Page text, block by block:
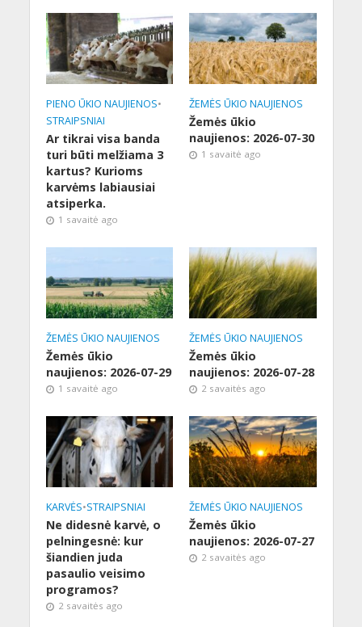
PIENO ŪKIO NAUJIENOS•
STRAIPSNIAI
Ar tikrai visa banda
turi būti melžiama 3
kartus? Kurioms
karvėms labiausiai
atsiperka.
1 savaitė ago
ŽEMĖS ŪKIO NAUJIENOS
Žemės ūkio
naujienos: 2026-07-30
1 savaitė ago
ŽEMĖS ŪKIO NAUJIENOS
Žemės ūkio
naujienos: 2026-07-29
1 savaitė ago
ŽEMĖS ŪKIO NAUJIENOS
Žemės ūkio
naujienos: 2026-07-28
2 savaitės ago
KARVĖS•STRAIPSNIAI
Ne didesnė karvė, o
pelningesnė: kur
šiandien juda
pasaulio veisimo
programos?
2 savaitės ago
ŽEMĖS ŪKIO NAUJIENOS
Žemės ūkio
naujienos: 2026-07-27
2 savaitės ago